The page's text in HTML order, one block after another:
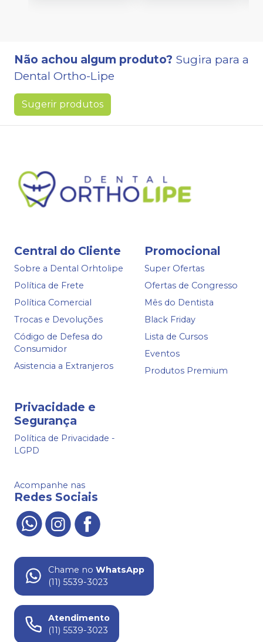
Não achou algum produto? Sugira para a
Dental Ortho-Lipe
Sugerir produtos
Central do Cliente
Sobre a Dental Orhtolipe
Política de Frete
Política Comercial
Trocas e Devoluções
Código de Defesa do
Consumidor
Asistencia a Extranjeros
Promocional
Super Ofertas
Ofertas de Congresso
Mês do Dentista
Black Friday
Lista de Cursos
Eventos
Produtos Premium
Privacidade e
Segurança
Política de Privacidade -
LGPD
Acompanhe nas
Redes Sociais
Chame no WhatsApp
(11) 5539-3023
Atendimento
(11) 5539-3023